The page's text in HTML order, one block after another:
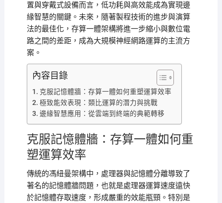
置與穿戴式設備而言，低功耗與高效能成為實現邊
緣智慧的關鍵。未來，隨著製程技術的進步與演算
法的最佳化，存算一體架構將進一步縮小與數位電
路之間的差距，成為大規模神經網路運算的主流方
案。
內容目錄
克服記憶體牆：存算一體如何重塑運算效率
極致能效表現：類比運算的潛力與挑戰
邊緣智慧應用：從雲端到終端的典範轉移
克服記憶體牆：存算一體如何重
塑運算效率
傳統的馮紐曼架構中，處理器與記憶體分離導致了
著名的記憶體牆問題，也就是處理器運算速度遠快
於記憶體存取速度，形成嚴重的效能瓶頸。特別是